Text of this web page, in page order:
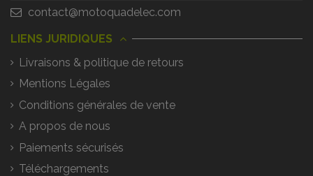
contact@motoquadelec.com
LIENS JURIDIQUES
Livraisons & politique de retours
Mentions Légales
Conditions générales de vente
A propos de nous
Paiements sécurisés
Téléchargements